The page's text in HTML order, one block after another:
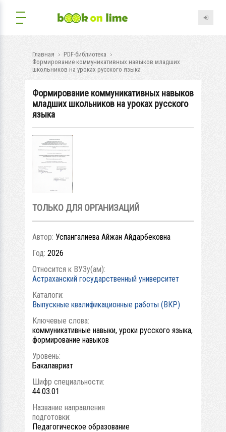
Главная
PDF-библиотека
Формирование коммуникативных навыков младших
школьников на уроках русского языка
Формирование коммуникативных навыков
младших школьников на уроках русского
языка
ТОЛЬКО ДЛЯ ОРГАНИЗАЦИЙ
Автор: Успангалиева Айжан Айдарбековна
Год: 2026
Относится к ВУЗу(ам):
Астраханский государственный университет
Каталоги:
Выпускные квалификационные работы (ВКР)
Ключевые слова:
коммуникативные навыки, уроки русского языка,
формирование навыков
Уровень:
Бакалавриат
Шифр специальности:
44.03.01
Название направления
подготовки:
Педагогическое образование